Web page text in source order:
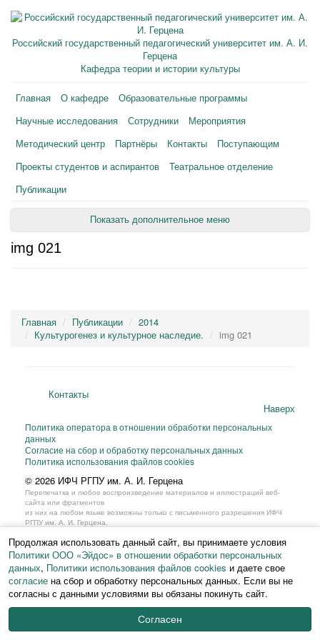
Российский государственный педагогический университет им. А. И.
Герцена
Кафедра теории и истории культуры
Главная О кафедре
Образовательные программы
Научные исследования
Сотрудники
Мероприятия
Методический центр
Партнёры Контакты
Поступающим
Проекты студентов и аспирантов
Театральное отделение
Публикации
Показать дополнительное меню
img 021
Главная Публикации
2014
Культурогенез и культурное наследие.
img 021
Контакты
Наверх
Политика оператора в отношении обработки персональных
данных
Согласие на сбор и обработку персональных данных
Политика использования файлов cookies
© 2026 ИФЧ РГПУ им. А. И. Герцена
Перепечатка и любое воспроизведение материалов и иллюстраций веб-
сайта или фрагментов
из них на любом языке возможны только с письменного разрешения ИФЧ
РГПУ им. А. И. Герцена.
Продолжая использовать данный сайт, вы принимаете условия
Политики ООО «Эйдос» в отношении обработки персональных
данных, Политики использования файлов cookies и даете свое
согласие на сбор и обработку персональных данных. Если вы не
согласны с данными условиями вы обязаны покинуть сайт.
Согласен